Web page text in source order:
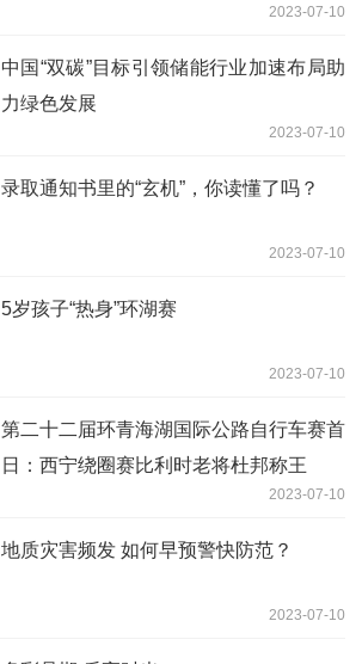
2023-07-10
中国“双碳”目标引领储能行业加速布局助
力绿色发展
2023-07-10
录取通知书里的“玄机”，你读懂了吗？
2023-07-10
5岁孩子“热身”环湖赛
2023-07-10
第二十二届环青海湖国际公路自行车赛首
日：西宁绕圈赛比利时老将杜邦称王
2023-07-10
地质灾害频发 如何早预警快防范？
2023-07-10